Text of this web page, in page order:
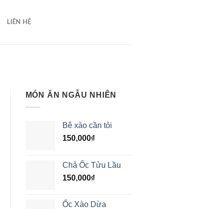
LIÊN HỆ
MÓN ĂN NGẪU NHIÊN
Bê xào cần tỏi
150,000₫
Chả Ốc Tửu Lầu
150,000₫
Ốc Xào Dừa